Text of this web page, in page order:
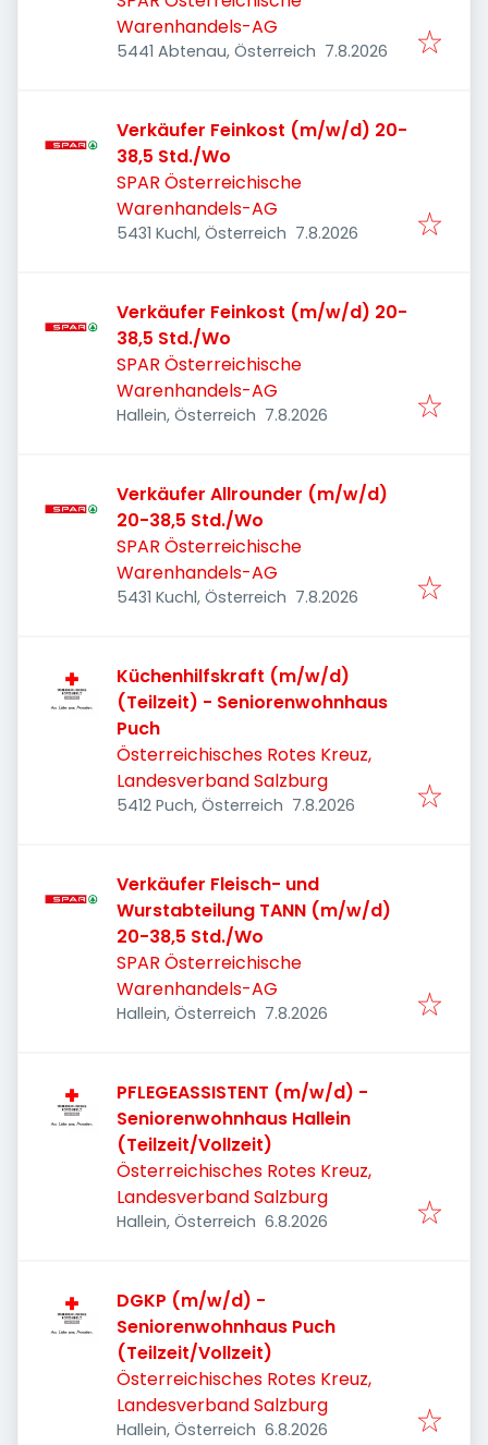
Warenhandels-AG
5441 Abtenau, Österreich Veröffentlicht:
7.8.2026
Verkäufer Feinkost (m/w/d) 20-
38,5 Std./Wo
SPAR Österreichische
Warenhandels-AG
5431 Kuchl, Österreich Veröffentlicht
7.8.2026
Verkäufer Feinkost (m/w/d) 20-
38,5 Std./Wo
SPAR Österreichische
Warenhandels-AG
Hallein, Österreich Veröffentlicht
7.8.2026
Verkäufer Allrounder (m/w/d)
20-38,5 Std./Wo
SPAR Österreichische
Warenhandels-AG
5431 Kuchl, Österreich Veröffentlicht
7.8.2026
Küchenhilfskraft (m/w/d)
(Teilzeit) - Seniorenwohnhaus
Puch
Österreichisches Rotes Kreuz,
Landesverband Salzburg
5412 Puch, Österreich Veröffentlicht
7.8.2026
Verkäufer Fleisch- und
Wurstabteilung TANN (m/w/d)
20-38,5 Std./Wo
SPAR Österreichische
Warenhandels-AG
Hallein, Österreich Veröffentlicht
7.8.2026
PFLEGEASSISTENT (m/w/d) -
Seniorenwohnhaus Hallein
(Teilzeit/Vollzeit)
Österreichisches Rotes Kreuz,
Landesverband Salzburg
Hallein, Österreich Veröffentlicht
6.8.2026
DGKP (m/w/d) -
Seniorenwohnhaus Puch
(Teilzeit/Vollzeit)
Österreichisches Rotes Kreuz,
Landesverband Salzburg
Hallein, Österreich Veröffentlicht
6.8.2026